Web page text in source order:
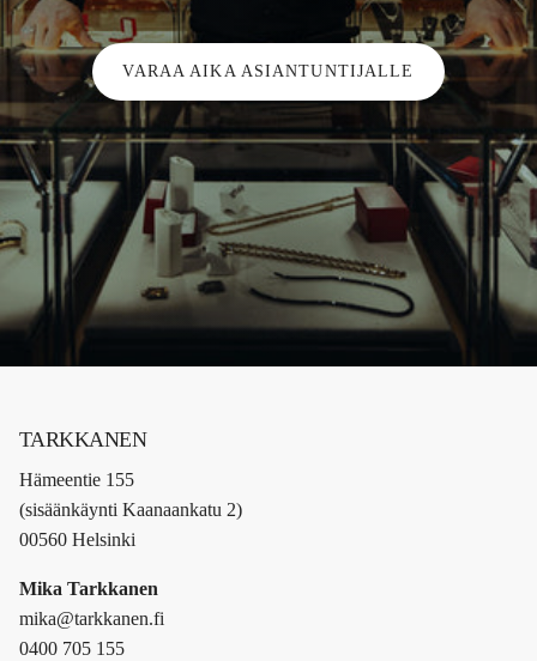
VARAA AIKA ASIANTUNTIJALLE
TARKKANEN
Hämeentie 155
(sisäänkäynti Kaanaankatu 2)
00560 Helsinki
Mika Tarkkanen
mika@tarkkanen.fi
0400 705 155